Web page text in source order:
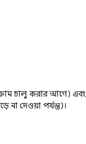
চালু করার আগে) এবং
না দেওয়া পর্যন্ত)।